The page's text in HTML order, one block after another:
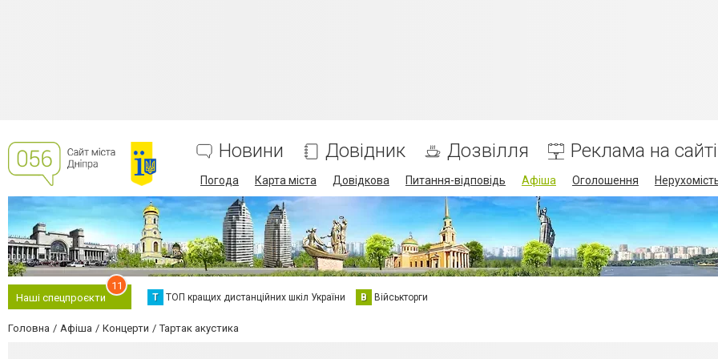
Новини Довідник Дозвілля Реклама на сайті
Погода Карта міста Довідкова Питання-відповідь Афіша Оголошення
Наші спецпроєкти
11
Т ТОП кращих дистанційних шкіл України В Військторги
Головна Афіша Концерти Тартак акустика